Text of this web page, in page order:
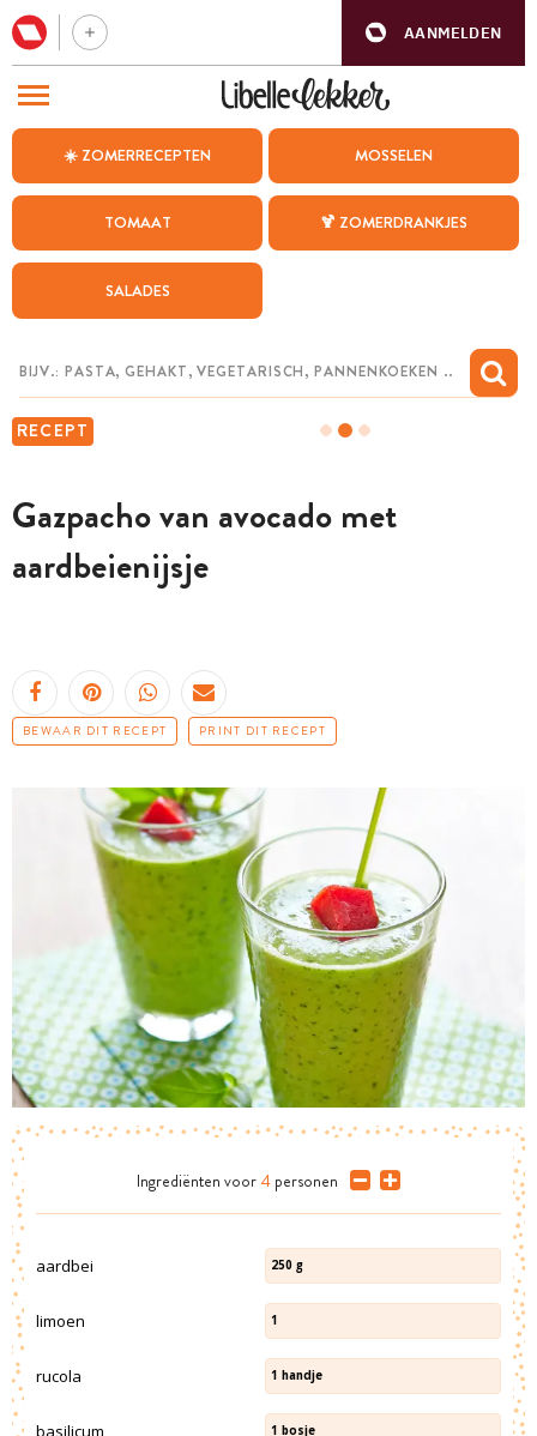
AANMELDEN
☀️ ZOMERRECEPTEN MOSSELEN
TOMAAT 🍹 ZOMERDRANKJES
SALADES
RECEPT
Gazpacho van avocado met
aardbeienijsje
BEWAAR DIT RECEPT PRINT DIT RECEPT
Ingrediënten voor 4 personen
aardbei 250 g
limoen 1
rucola 1 handje
basilicum 1 bosje
BEZOEK ONZE ANDERE WEBSITES
WEEKMENU
CHAT MET MAIA
MIJN BEWAARDE RECEPTEN